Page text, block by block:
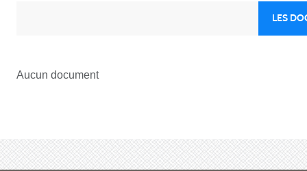
LES
Aucun document